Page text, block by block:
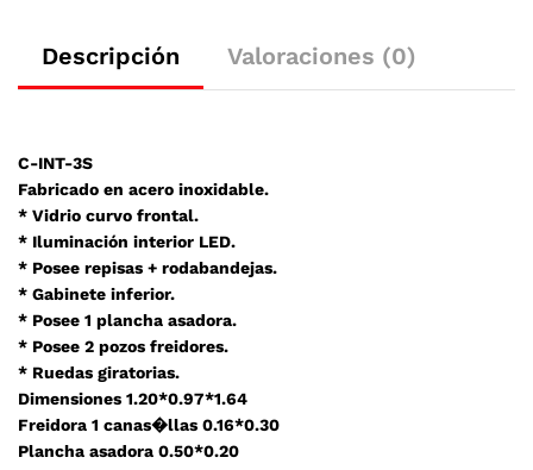
Descripción Valoraciones (0)
C-INT-3S
Fabricado en acero inoxidable.
* Vidrio curvo frontal.
* Iluminación interior LED.
* Posee repisas + rodabandejas.
* Gabinete inferior.
* Posee 1 plancha asadora.
* Posee 2 pozos freidores.
* Ruedas giratorias.
Dimensiones 1.20*0.97*1.64
Freidora 1 canas�llas 0.16*0.30
Plancha asadora 0.50*0.20